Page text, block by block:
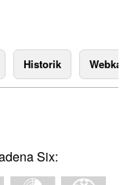
Historik
Six: